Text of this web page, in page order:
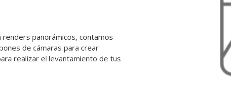
panorámicos, contamos
de cámaras para crear
realizar el levantamiento de tus